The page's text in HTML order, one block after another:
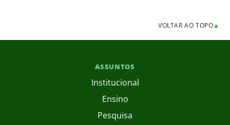
VOLTAR AO TOPO▲
ASSUNTOS
Institucional
Ensino
Pesquisa